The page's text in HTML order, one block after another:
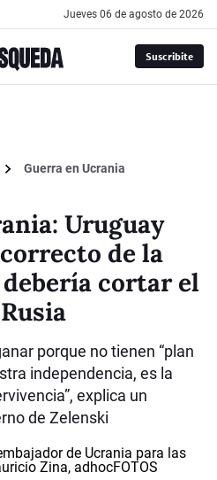
jueves 06 de agosto de 2026
Suscribite
Guerra en Ucrania
Uruguay
de la
cortar el
porque no tienen “plan
independencia, es la
explica un
de Zelenski